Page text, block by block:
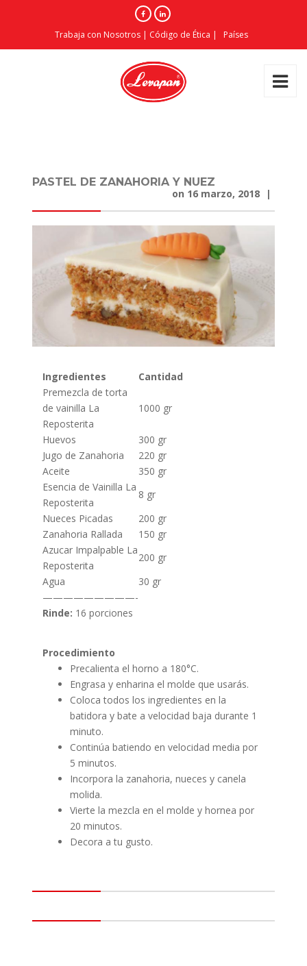
Trabaja con Nosotros | Código de Ética | Países
PASTEL DE ZANAHORIA Y NUEZ
on 16 marzo, 2018 |
Ingredientes
Cantidad
Premezcla de torta
de vainilla La
Reposterita
1000 gr
Huevos
300 gr
Jugo de Zanahoria
220 gr
Aceite
350 gr
Esencia de Vainilla La
Reposterita
8 gr
Nueces Picadas
200 gr
Zanahoria Rallada
150 gr
Azucar Impalpable La
Reposterita
200 gr
Agua
30 gr
—————————-
Rinde: 16 porciones
Procedimiento
Precalienta el horno a 180°C.
Engrasa y enharina el molde que usarás.
Coloca todos los ingredientes en la
batidora y bate a velocidad baja durante 1
minuto.
Continúa batiendo en velocidad media por
5 minutos.
Incorpora la zanahoria, nueces y canela
molida.
Vierte la mezcla en el molde y hornea por
20 minutos.
Decora a tu gusto.